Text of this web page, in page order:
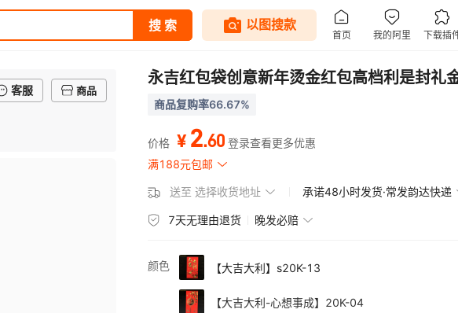
客服 商品
永吉红包袋创意新年烫金红包高档利是封礼
商品复购率66.67%
价格 ¥ 2.60 登录查看更多优惠
满188元包邮
送至 选择收货地址 承诺48小时发货·常发韵达快递
7天无理由退货 晚发必赔
颜色 【大吉大利】s20K-13
【大吉大利-心想事成】20K-04